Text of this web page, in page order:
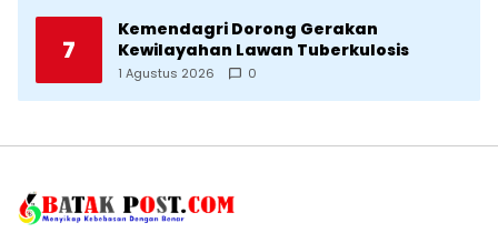
7
Kemendagri Dorong Gerakan
Kewilayahan Lawan Tuberkulosis
1 Agustus 2026 0